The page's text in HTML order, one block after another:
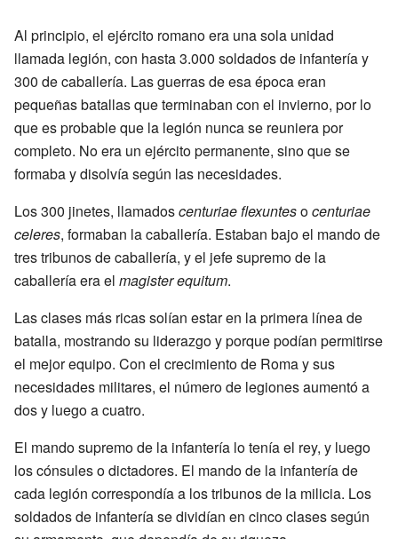
Al principio, el ejército romano era una sola unidad
llamada legión, con hasta 3.000 soldados de infantería y
300 de caballería. Las guerras de esa época eran
pequeñas batallas que terminaban con el invierno, por lo
que es probable que la legión nunca se reuniera por
completo. No era un ejército permanente, sino que se
formaba y disolvía según las necesidades.
Los 300 jinetes, llamadoscenturiae flexuntesocenturiae
celeres, formaban la caballería. Estaban bajo el mando de
tres tribunos de caballería, y el jefe supremo de la
caballería era el magister equitum.
Las clases más ricas solían estar en la primera línea de
batalla, mostrando su liderazgo y porque podían permitirse
el mejor equipo. Con el crecimiento de Roma y sus
necesidades militares, el número de legiones aumentó a
dos y luego a cuatro.
El mando supremo de la infantería lo tenía el rey, y luego
los cónsules o dictadores. El mando de la infantería de
cada legión correspondía a los tribunos de la milicia. Los
soldados de infantería se dividían en cinco clases según